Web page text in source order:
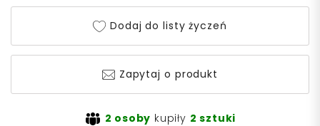
Dodaj do listy życzeń
Zapytaj o produkt
2 osoby kupiły 2 sztuki